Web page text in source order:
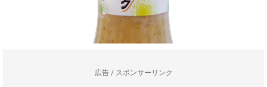
広告 / スポンサーリンク